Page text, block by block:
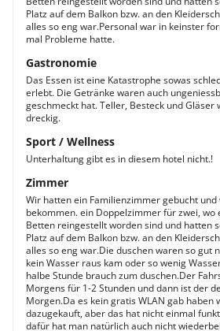
Platz auf dem Balkon bzw. an den
alles so eng war.Personal war in keinster
mal Probleme hatte.
Gastronomie
Das Essen ist eine Katastrophe sowas
erlebt. Die Getränke waren auch
geschmeckt hat. Teller, Besteck und
dreckig.
Sport / Wellness
Unterhaltung gibt es in diesem hotel nicht.!
Zimmer
Wir hatten ein Familienzimmer gebucht und
bekommen. ein Doppelzimmer für zwei, wo
Betten reingestellt worden sind und hatten
Platz auf dem Balkon bzw. an den
alles so eng war.Die duschen waren so gut
kein Wasser raus kam oder so wenig
halbe Stunde brauch zum duschen.Der
Morgens für 1-2 Stunden und dann ist der
Morgen.Da es kein gratis WLAN gab haben
dazugekauft, aber das hat nicht einmal
dafür hat man natürlich auch nicht